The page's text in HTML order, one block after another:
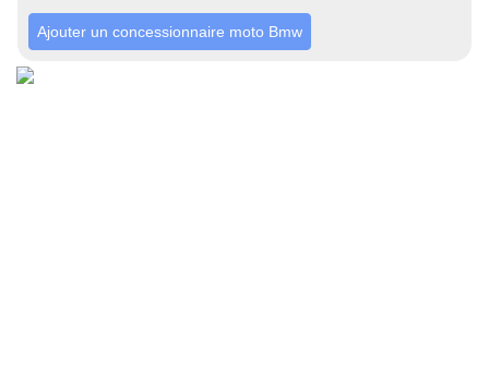
Ajouter un concessionnaire moto Bmw